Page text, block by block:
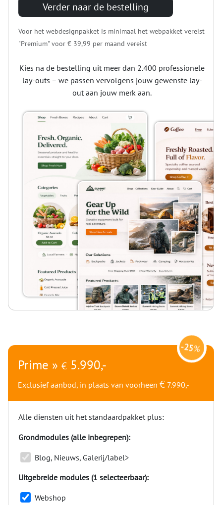
Verder naar de bestelling
Voor het webdesignpakket is minimaal het webpakket vereist
"Premium" voor € 39,99 per maand vereist
Kies na de bestelling uit meer dan 2.400 professionele
lay-outs – we passen vervolgens jouw gewenste lay-
out aan jouw merk aan.
-25%
Prime » € 5.990,-
Exclusief aanbod, in plaats van voorheen € 7.990,-
Alle diensten uit het standaardpakket plus:
Grondmodules (alle inbegrepen):
Blog, Nieuws, Galerij/label>
Uitgebreide modules (1 selecteerbaar):
Webshop